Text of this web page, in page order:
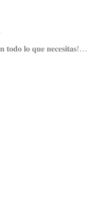
𝐭𝐨𝐝𝐨 𝐥𝐨 𝐪𝐮𝐞 𝐧𝐞𝐜𝐞𝐬𝐢𝐭𝐚𝐬!…